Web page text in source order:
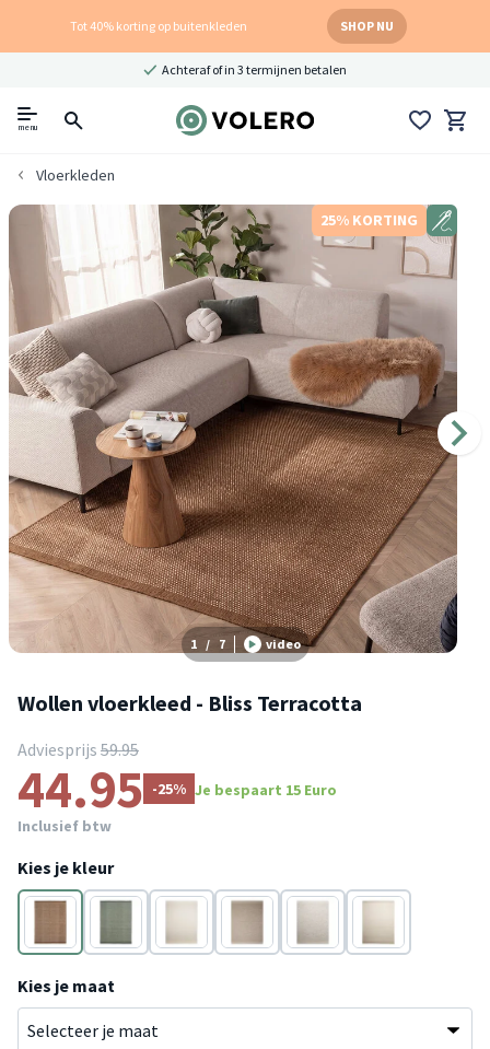
Tot 40% korting op buitenkleden SHOP NU
Achteraf of in 3 termijnen betalen
menu
Vloerkleden
25% KORTING
1 / 7 video
Wollen vloerkleed - Bliss Terracotta
Adviesprijs 59.95
44.95 -25% Je bespaart 15 Euro
Inclusief btw
Kies je kleur
TerracottaGroen Crème Beige Beige
Wit
Kies je maat